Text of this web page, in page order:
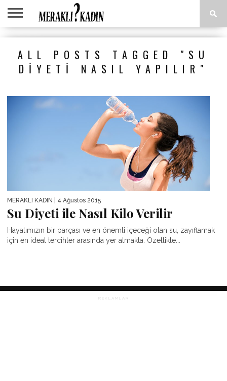
ANASAYFA
ÇOCUK
İLIŞKILER
TARIFLERI
ALL POSTS TAGGED "SU
DIYETI NASIL YAPILIR"
MERAKLI KADIN | 4 Ağustos 2015
Su Diyeti ile Nasıl Kilo Verilir
Hayatımızın bir parçası ve en önemli içeceği olan su, zayıflamak
için en ideal tercihler arasında yer almakta. Özellikle...
REKLAMLAR